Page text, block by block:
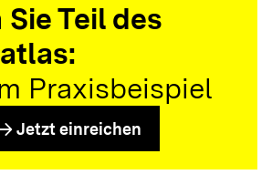
Teil des
Praxisbeispiel
arrow_forward Jetzt einreichen